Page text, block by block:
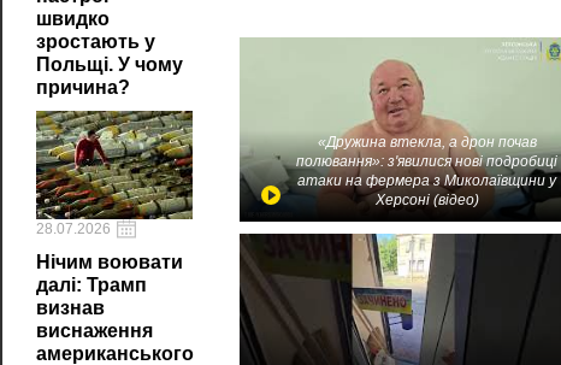
швидко
зростають у
Польщі. У чому
причина?
28.07.2026
Нічим воювати
далі: Трамп
визнав
виснаження
американського
«Дружина втекла, а дрон почав
полювання»: з'явилися нові подробиці
атаки на фермера з Миколаївщини у
Херсоні (відео)